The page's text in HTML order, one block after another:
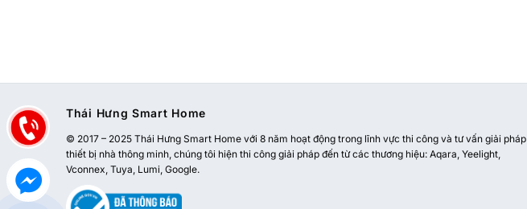
Thái Hưng Smart Home
© 2017 – 2025 Thái Hưng Smart Home với 8 năm hoạt động trong lĩnh vực thi công và tư vấn giải pháp
thiết bị nhà thông minh, chúng tôi hiện thi công giải pháp đến từ các thương hiệu: Aqara, Yeelight,
Vconnex, Tuya, Lumi, Google.